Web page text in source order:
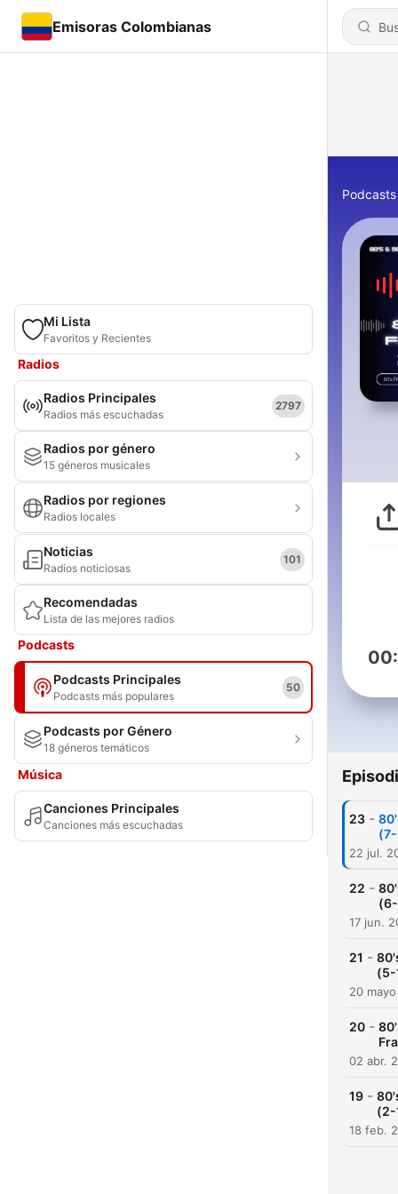
Emisoras Colombianas
Mi Lista
Favoritos y Recientes
Radios
Radios Principales
Radios más escuchadas
2797
Radios por género
15 géneros musicales
Radios por regiones
Radios locales
Noticias
Radios noticiosas
101
Recomendadas
Lista de las mejores radios
Podcasts
Podcasts Principales
Podcasts más populares
50
Podcasts por Género
18 géneros temáticos
Música
Canciones Principales
Canciones más escuchadas
Podcasts
23 -
22 jul.
22 -
17 jun.
21 -
20
20 -
02 abr.
19 -
(2-
18 feb.